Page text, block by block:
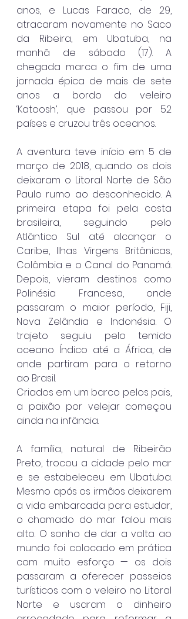
anos, e Lucas Faraco, de 29,
atracaram novamente no Saco
da Ribeira, em Ubatuba, na
manhã de sábado (17). A
chegada marca o fim de uma
jornada épica de mais de sete
anos a bordo do veleiro
‘Katoosh’, que passou por 52
países e cruzou três oceanos.
A aventura teve início em 5 de
março de 2018, quando os dois
deixaram o Litoral Norte de São
Paulo rumo ao desconhecido. A
primeira etapa foi pela costa
brasileira, seguindo pelo
Atlântico Sul até alcançar o
Caribe, Ilhas Virgens Britânicas,
Colômbia e o Canal do Panamá.
Depois, vieram destinos como
Polinésia Francesa, onde
passaram o maior período, Fiji,
Nova Zelândia e Indonésia. O
trajeto seguiu pelo temido
oceano Índico até a África, de
onde partiram para o retorno
ao Brasil.
Criados em um barco pelos pais,
a paixão por velejar começou
ainda na infância.
A família, natural de Ribeirão
Preto, trocou a cidade pelo mar
e se estabeleceu em Ubatuba.
Mesmo após os irmãos deixarem
a vida embarcada para estudar,
o chamado do mar falou mais
alto. O sonho de dar a volta ao
mundo foi colocado em prática
com muito esforço — os dois
passaram a oferecer passeios
turísticos com o veleiro no Litoral
Norte e usaram o dinheiro